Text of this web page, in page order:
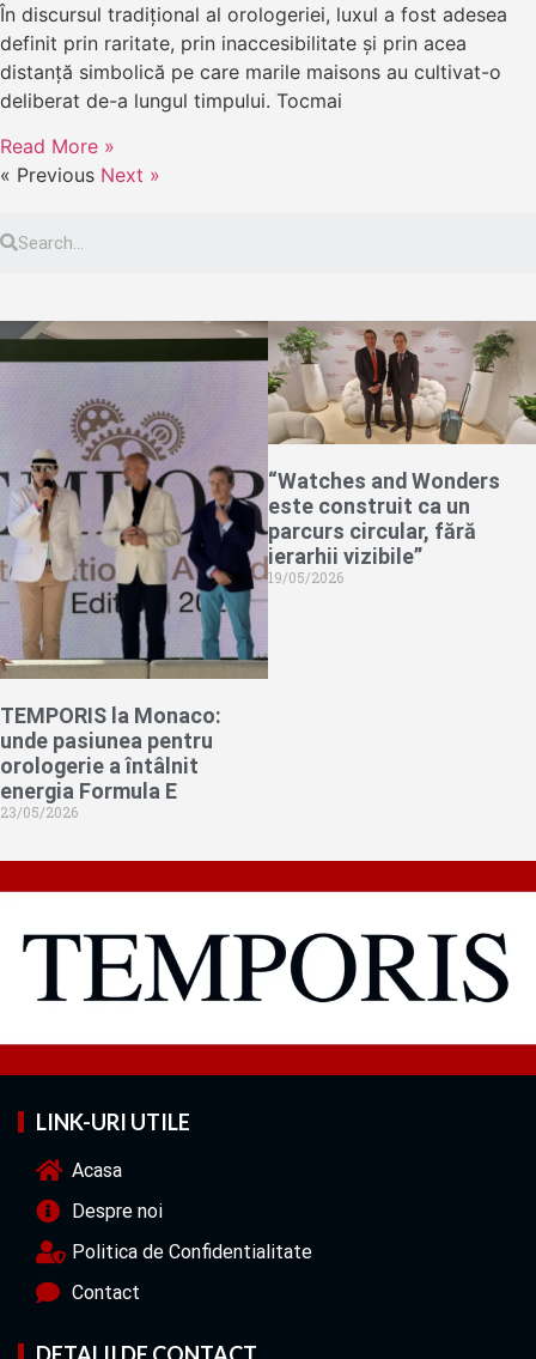
În discursul tradițional al orologeriei, luxul a fost adesea
definit prin raritate, prin inaccesibilitate și prin acea
distanță simbolică pe care marile maisons au cultivat-o
deliberat de-a lungul timpului. Tocmai
Read More »
« Previous Next »
TEMPORIS la Monaco:
unde pasiunea pentru
orologerie a întâlnit
energia Formula E
23/05/2026
“Watches and Wonders
este construit ca un
parcurs circular, fără
ierarhii vizibile”
19/05/2026
LINK-URI UTILE
Acasa
Despre noi
Politica de Confidentialitate
Contact